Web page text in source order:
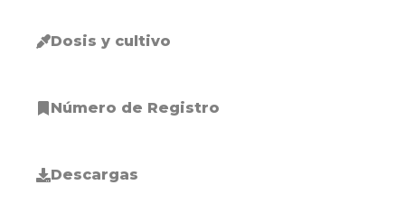
Dosis y cultivo
Número de Registro
Descargas